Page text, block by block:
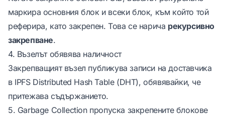
маркира основния блок и всеки блок, към който той
реферира, като закрепен. Това се нарича рекурсивно
закрепване.
4. Възелът обявява наличност
Закрепващият възел публикува записи на доставчика
в IPFS Distributed Hash Table (DHT), обявявайки, че
притежава съдържанието.
5. Garbage Collection пропуска закрепените блокове